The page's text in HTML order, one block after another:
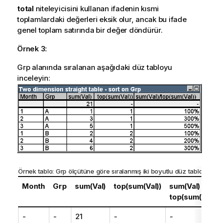
totalniteleyicisini kullanan ifadenin kısmi
toplamlardaki değerleri eksik olur, ancak bu ifade
genel toplam satırında bir değer döndürür.
Örnek 3:
Grp alanında sıralanan aşağıdaki düz tabloyu
inceleyin:
Örnek tablo: Grp ölçütüne göre sıralanmış iki boyutlu düz tablo
Month Grp sum(Val) top(sum(Val))
sum(Val) /
top(sum(Val))
- - 21 - -